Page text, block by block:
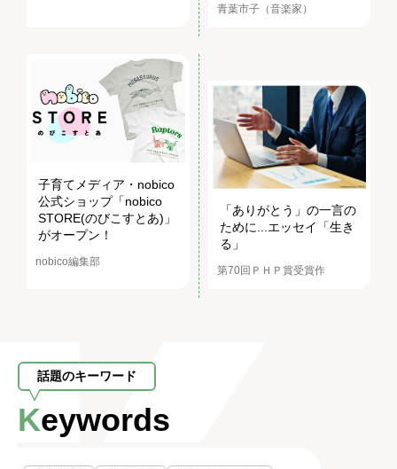
青葉市子（音楽家）
子育てメディア・nobico
公式ショップ「nobico
STORE(のびこすとあ)」
がオープン！
nobico編集部
「ありがとう」の一言の
ために...エッセイ「生き
る」
第70回ＰＨＰ賞受賞作
話題のキーワード
Keywords